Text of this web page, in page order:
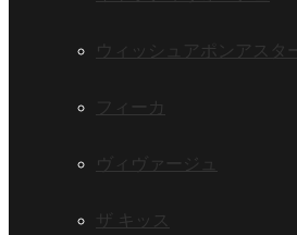
ウィッシュアポンアスター
フィーカ
ヴィヴァージュ
ザ キッス